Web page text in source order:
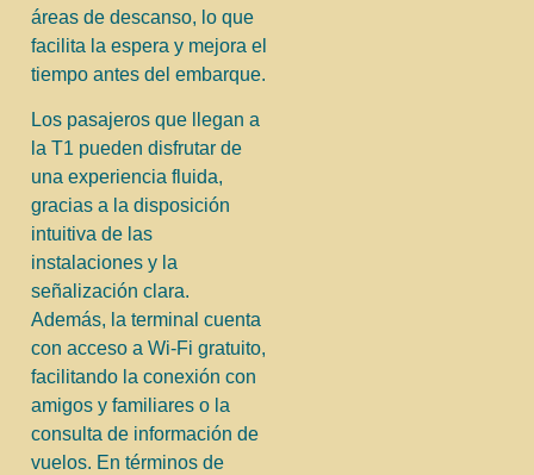
áreas de descanso, lo que
facilita la espera y mejora el
tiempo antes del embarque.
Los pasajeros que llegan a
la T1 pueden disfrutar de
una experiencia fluida,
gracias a la disposición
intuitiva de las
instalaciones y la
señalización clara.
Además, la terminal cuenta
con acceso a Wi-Fi gratuito,
facilitando la conexión con
amigos y familiares o la
consulta de información de
vuelos. En términos de